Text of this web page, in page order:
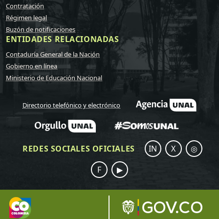
Contratación
Régimen legal
Buzón de notificaciones
ENTIDADES RELACIONADAS
Contaduría General de la Nación
Gobierno en línea
Ministerio de Educación Nacional
Directorio telefónico y electrónico
REDES SOCIALES OFICIALES IN X
◎
F
▶